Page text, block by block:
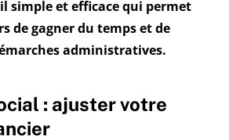
simple et efficace qui permet
de gagner du temps et de
administratives.
: ajuster votre